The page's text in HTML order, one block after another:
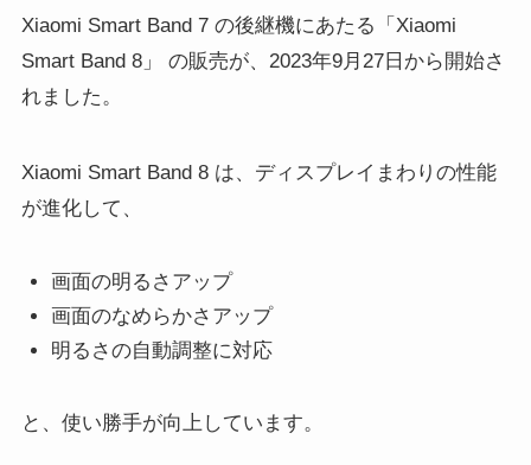
Xiaomi Smart Band 7 の後継機にあたる「Xiaomi
Smart Band 8」 の販売が、2023年9月27日から開始さ
れました。
Xiaomi Smart Band 8 は、ディスプレイまわりの性能
が進化して、
画面の明るさアップ
画面のなめらかさアップ
明るさの自動調整に対応
と、使い勝手が向上しています。